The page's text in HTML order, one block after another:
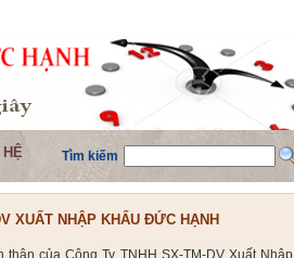
HỆ Tìm kiếm
XUẤT NHẬP KHẨU ĐỨC HẠNH
thân của Công Ty TNHH SX-TM-DV Xuất Nhập